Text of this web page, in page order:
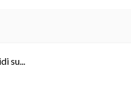
su...